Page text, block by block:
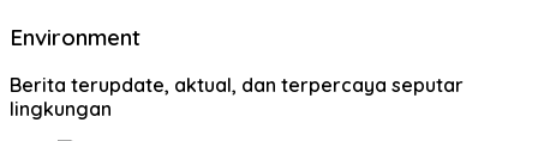
Environment
Berita terupdate, aktual, dan terpercaya seputar
lingkungan